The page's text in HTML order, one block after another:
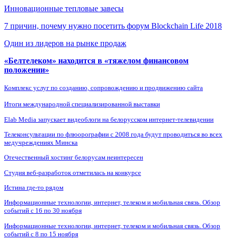
Инновационные тепловые завесы
7 причин, почему нужно посетить форум Blockchain Life 2018
Один из лидеров на рынке продаж
«Белтелеком» находится в «тяжелом финансовом
положении»
Комплекс услуг по созданию, сопровождению и продвижению сайта
Итоги международной специализированной выставки
Elab Media запускает видеоблоги на белорусском интернет-телевидении
Телеконсультации по флюорографии с 2008 года будут проводиться во всех
медучреждениях Минска
Отечественный хостинг белорусам неинтересен
Студия веб-разработок отметилась на конкурсе
Истина где-то рядом
Информационные технологии, интернет, телеком и мобильная связь. Обзор
событий с 16 по 30 ноября
Информационные технологии, интернет, телеком и мобильная связь. Обзор
событий с 8 по 15 ноября